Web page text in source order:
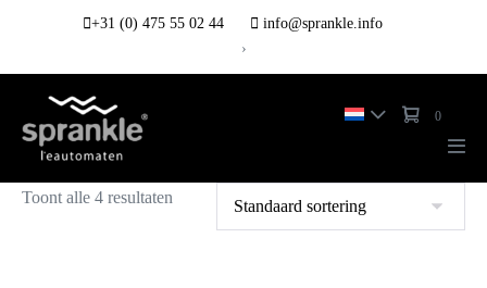
+31 (0) 475 55 02 44
info@sprankle.info
›
0
Toont alle 4 resultaten